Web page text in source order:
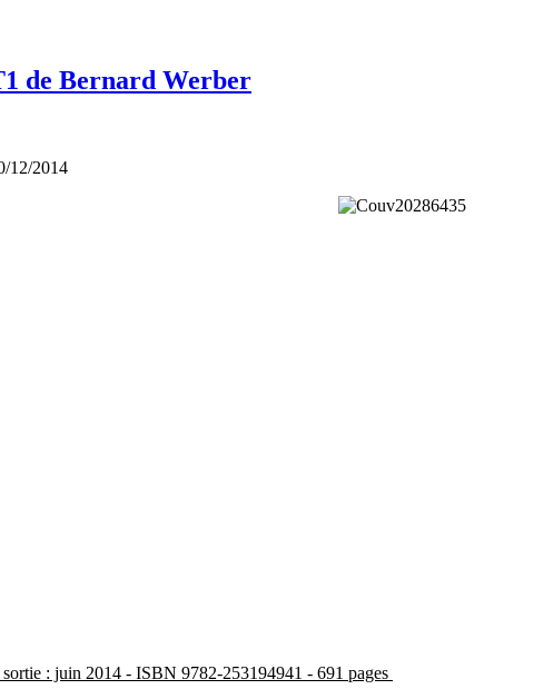
de Bernard Werber
12/2014
: juin 2014 - ISBN 9782-253194941 - 691 pages